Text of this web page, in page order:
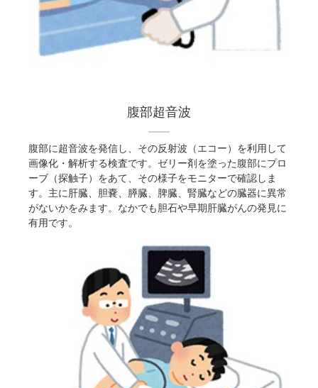
腹部超音波
腹部に超音波を発信し、その反射波（エコー）を利用して
画像化・解析する検査です。ゼリー剤を塗った腹部にプロ
ーブ（探触子）をあて、その様子をモニターで確認しま
す。主に肝臓、胆嚢、膵臓、脾臓、腎臓などの臓器に異常
がないかをみます。なかでも胆石や早期肝臓がんの発見に
有用です。